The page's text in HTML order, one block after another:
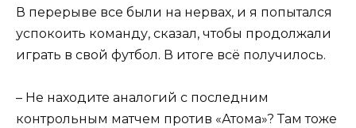
В перерыве все были на нервах, и я попытался
успокоить команду, сказал, чтобы продолжали
играть в свой футбол. В итоге всё получилось.
– Не находите аналогий с последним
контрольным матчем против «Атома»? Там тоже